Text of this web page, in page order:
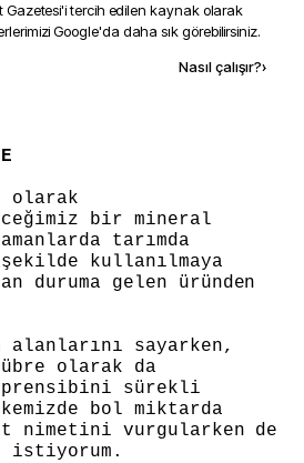
Gazetesi'i tercih edilen kaynak olarak
Google'da daha sık görebilirsiniz.
Nasıl çalışır?›
olarak
bir mineral
tarımda
kullanılmaya
duruma gelen üründen
alanlarını sayarken,
olarak da
sürekli
bol miktarda
nimetini vurgularken de
istiyorum.